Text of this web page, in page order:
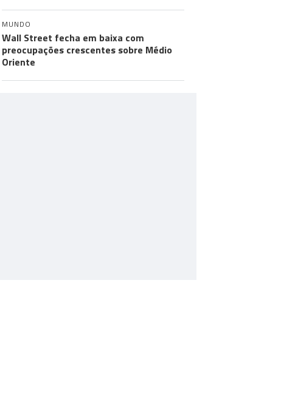
MUNDO
Wall Street fecha em baixa com
preocupações crescentes sobre Médio
Oriente